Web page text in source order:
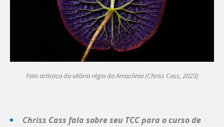
Foto artística da vitória régia da Amazônia (Chriss Cass, 2023)
Chriss Cass fala sobre seu TCC para o curso de